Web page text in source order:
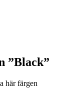
”Black”
här färgen